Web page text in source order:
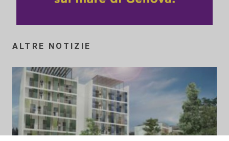
ALTRE NOTIZIE